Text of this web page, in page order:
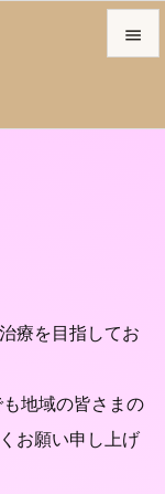


検索
療を目指してお
地域の皆さまの
お願い申し上げ